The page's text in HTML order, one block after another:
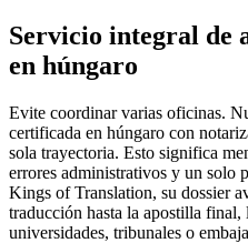
Servicio integral de
en húngaro
Evite coordinar varias oficinas.
certificada en húngaro con
sola trayectoria. Esto significa
errores administrativos y un solo
Kings of Translation, su dossier
traducción hasta la apostilla final,
universidades, tribunales o